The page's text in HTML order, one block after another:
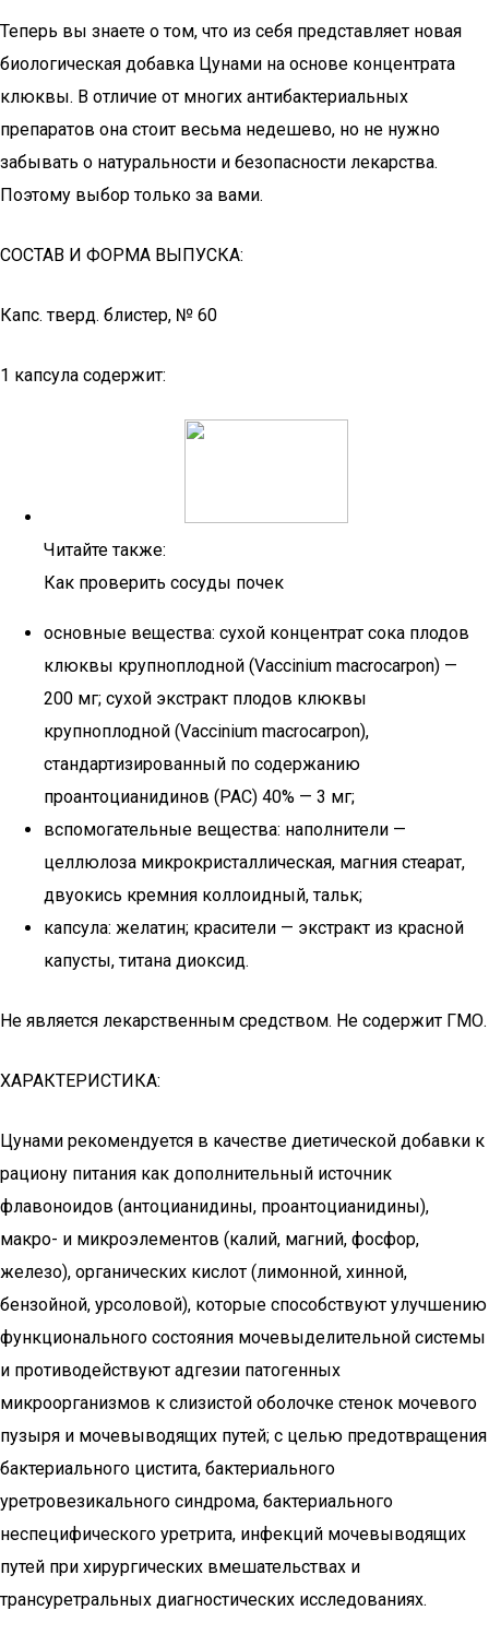
Теперь вы знаете о том, что из себя представляет новая
биологическая добавка Цунами на основе концентрата
клюквы. В отличие от многих антибактериальных
препаратов она стоит весьма недешево, но не нужно
забывать о натуральности и безопасности лекарства.
Поэтому выбор только за вами.
СОСТАВ И ФОРМА ВЫПУСКА:
Капс. тверд. блистер, № 60
1 капсула содержит:
Читайте также:
Как проверить сосуды почек
основные вещества: сухой концентрат сока плодов
клюквы крупноплодной (Vaccinium macrocarpon) —
200 мг; сухой экстракт плодов клюквы
крупноплодной (Vaccinium macrocarpon),
стандартизированный по содержанию
проантоцианидинов (РАС) 40% — 3 мг;
вспомогательные вещества: наполнители —
целлюлоза микрокристаллическая, магния стеарат,
двуокись кремния коллоидный, тальк;
капсула: желатин; красители — экстракт из красной
капусты, титана диоксид.
Не является лекарственным средством. Не содержит ГМО.
ХАРАКТЕРИСТИКА:
Цунами рекомендуется в качестве диетической добавки к
рациону питания как дополнительный источник
флавоноидов (антоцианидины, проантоцианидины),
макро- и микроэлементов (калий, магний, фосфор,
железо), органических кислот (лимонной, хинной,
бензойной, урсоловой), которые способствуют улучшению
функционального состояния мочевыделительной системы
и противодействуют адгезии патогенных
микроорганизмов к слизистой оболочке стенок мочевого
пузыря и мочевыводящих путей; с целью предотвращения
бактериального цистита, бактериального
уретровезикального синдрома, бактериального
неспецифического уретрита, инфекций мочевыводящих
путей при хирургических вмешательствах и
трансуретральных диагностических исследованиях.